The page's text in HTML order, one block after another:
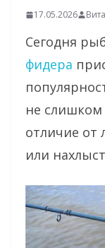
17.05.2026
Сегодня
фидера
не
отличие от
или